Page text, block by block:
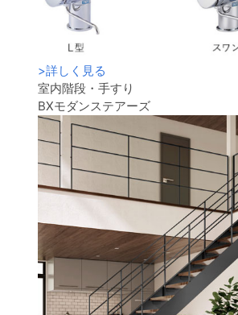
>詳しく見る
室内階段・手すり
BXモダンステアーズ